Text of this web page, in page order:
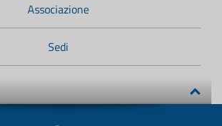
Associazione
Sedi